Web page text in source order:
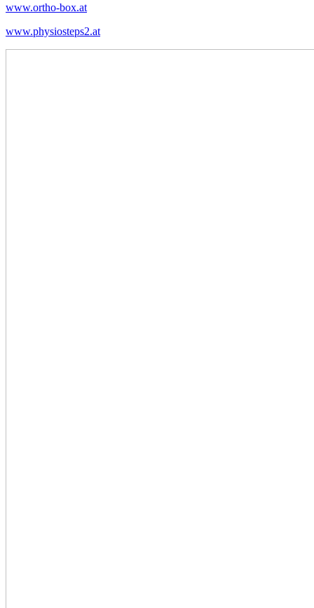
www.ortho-box.at
www.physiosteps2.at